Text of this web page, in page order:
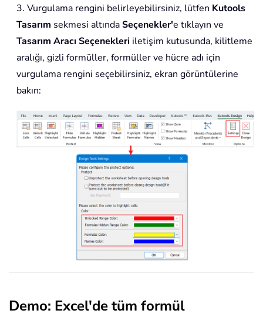
3. Vurgulama rengini belirleyebilirsiniz, lütfen Kutools
Tasarım sekmesi altındaSeçenekler'e tıklayın ve
Tasarım Aracı Seçenekleri iletişim kutusunda, kilitleme
aralığı, gizli formüller, formüller ve hücre adı için
vurgulama rengini seçebilirsiniz, ekran görüntülerine
bakın:
Demo: Excel'de tüm formül